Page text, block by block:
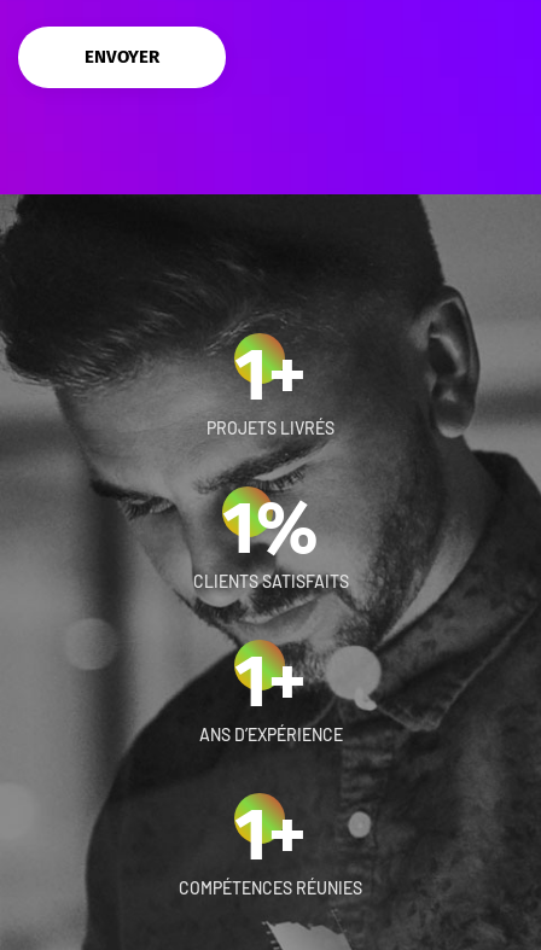
ENVOYER
1+
PROJETS LIVRÉS
1%
CLIENTS SATISFAITS
1+
ANS D’EXPÉRIENCE
1+
COMPÉTENCES RÉUNIES